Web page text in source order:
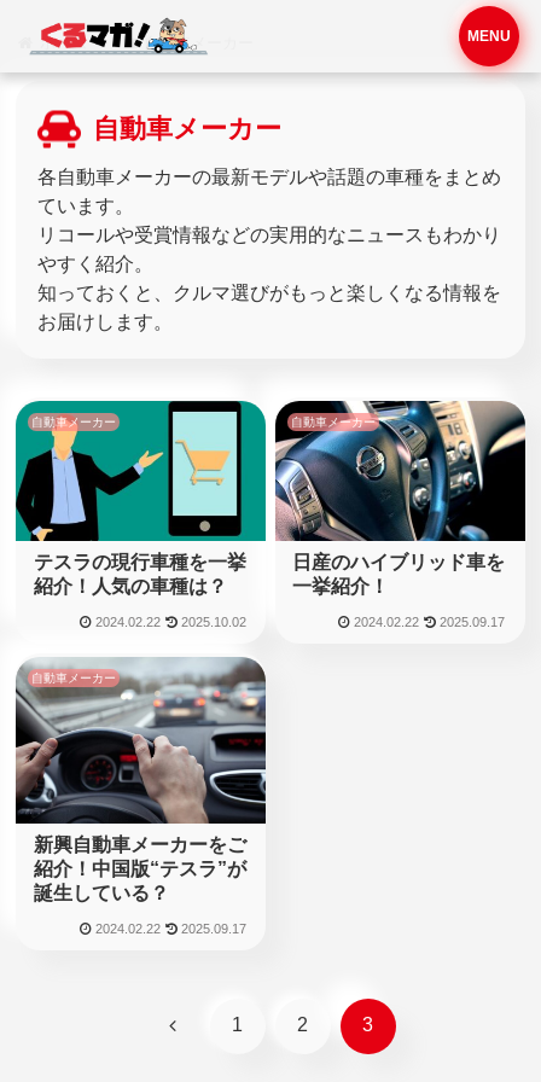
ホーム 自動車メーカー
自動車メーカー
各自動車メーカーの最新モデルや話題の車種をまとめ
ています。
リコールや受賞情報などの実用的なニュースもわかり
やすく紹介。
知っておくと、クルマ選びがもっと楽しくなる情報を
お届けします。
自動車メーカー
テスラの現行車種を一挙
紹介！人気の車種は？
2024.02.22 2025.10.02
自動車メーカー
日産のハイブリッド車を
一挙紹介！
2024.02.22 2025.09.17
自動車メーカー
新興自動車メーカーをご
紹介！中国版“テスラ”が
誕生している？
2024.02.22 2025.09.17
前 1 2 3
MENU